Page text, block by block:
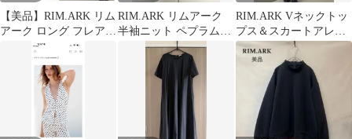
【美品】RIM.ARK リム
アーク ロング フレアス
カート ウエストゴム M
RIM.ARK リムアーク
半袖ニット ペプラムニ
RIM.ARK Vネックトッ
プス＆スカートアレン
ジセットアップ リムア
ーク 38